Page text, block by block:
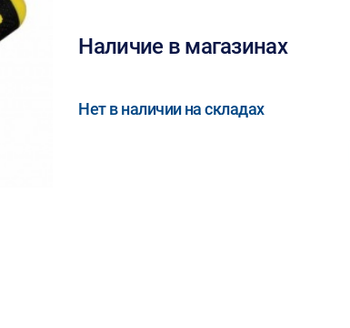
Наличие в магазинах
Нет в наличии на складах